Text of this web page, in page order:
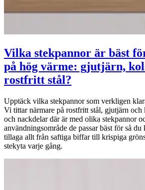
Vilka stekpannor är bäst
på hög värme: gjutjärn,
rostfritt stål?
Upptäck vilka stekpannor som verkligen
Vi tittar närmare på rostfritt stål, gjutjärn
och nackdelar där är med olika stekpannor
användningsområde de passar bäst för så
tillaga allt från saftiga biffar till krispiga
stekyta varje gång.